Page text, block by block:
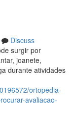
Discuss
surgir por
joanete,
durante atividades
ortopedia-
avaliacao-